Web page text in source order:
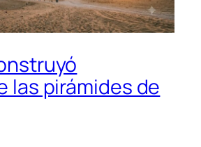
las pirámides de